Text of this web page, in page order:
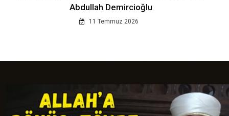
Abdullah Demircioğlu
11 Temmuz 2026